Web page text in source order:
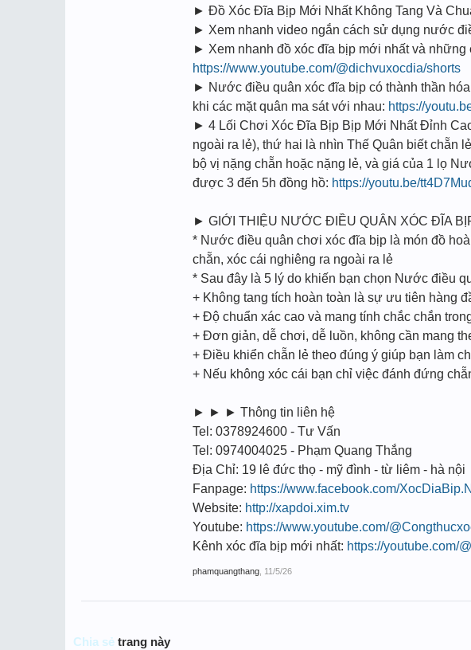
► Đồ Xóc Đĩa Bịp Mới Nhất Không Tang Và
► Xem nhanh video ngắn cách sử dụng nước
► Xem nhanh đồ xóc đĩa bịp mới nhất và những
https://www.youtube.com/@dichvuxocdia/shorts
► Nước điều quân xóc đĩa bịp có thành thần
khi các mặt quân ma sát với nhau: https://
► 4 Lối Chơi Xóc Đĩa Bịp Bịp Mới Nhất Đỉnh
ngoài ra lẻ), thứ hai là nhìn Thế Quân biết chẵn
bộ vị nặng chẵn hoặc nặng lẻ, và giá của 1 lọ
được 3 đến 5h đồng hồ: https://youtu.be/
► GIỚI THIỆU NƯỚC ĐIỀU QUÂN XÓC ĐĨA
* Nước điều quân chơi xóc đĩa bịp là món đồ
chẵn, xóc cái nghiêng ra ngoài ra lẻ
* Sau đây là 5 lý do khiến bạn chọn Nước điều
+ Không tang tích hoàn toàn là sự ưu tiên hàng
+ Độ chuẩn xác cao và mang tính chắc chắn
+ Đơn giản, dễ chơi, dễ luồn, không cần mang
+ Điều khiển chẵn lẻ theo đúng ý giúp bạn làm
+ Nếu không xóc cái bạn chỉ việc đánh đứng
► ► ► Thông tin liên hệ
Tel: 0378924600 - Tư Vấn
Tel: 0974004025 - Phạm Quang Thắng
Địa Chỉ: 19 lê đức thọ - mỹ đình - từ liêm - hà nội
Fanpage: https://www.facebook.com/
Website: http://xapdoi.xim.tv
Youtube: https://www.youtube.com/
Kênh xóc đĩa bịp mới nhất: https://youtube.com/
phamquangthang 11/5/26
Chia sẻ trang này